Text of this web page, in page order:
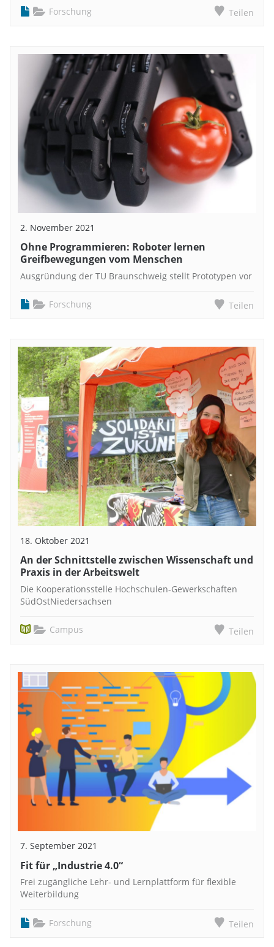
Forschung Teilen
2. November 2021
Ohne Programmieren: Roboter lernen
Greifbewegungen vom Menschen
Ausgründung der TU Braunschweig stellt Prototypen vor
Forschung Teilen
18. Oktober 2021
An der Schnittstelle zwischen Wissenschaft und
Praxis in der Arbeitswelt
Die Kooperationsstelle Hochschulen-Gewerkschaften
SüdOstNiedersachsen
Campus Teilen
7. September 2021
Fit für „Industrie 4.0“
Frei zugängliche Lehr- und Lernplattform für flexible
Weiterbildung
Forschung Teilen